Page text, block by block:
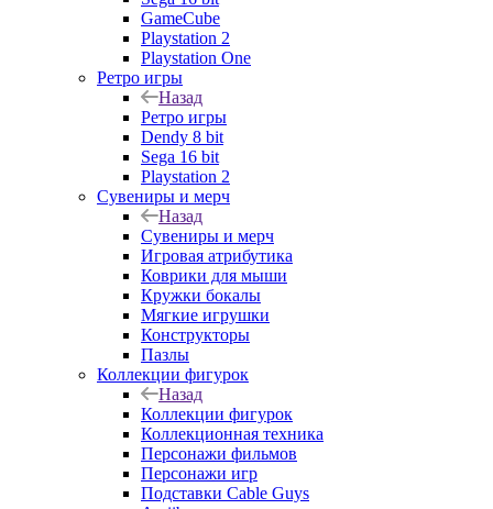
GameCube
Playstation 2
Playstation One
Ретро игры
Назад
Ретро игры
Dendy 8 bit
Sega 16 bit
Playstation 2
Сувениры и мерч
Назад
Сувениры и мерч
Игровая атрибутика
Коврики для мыши
Кружки бокалы
Мягкие игрушки
Конструкторы
Пазлы
Коллекции фигурок
Назад
Коллекции фигурок
Коллекционная техника
Персонажи фильмов
Персонажи игр
Подставки Cable Guys